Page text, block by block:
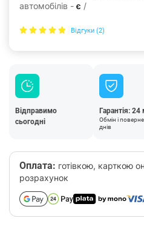
автомобілів - є /
Відгуки (2)
Відправимо
сьогодні
Гарантія: 24
Обмін і
днів
Оплата: готівкою, карткою
розрахунок